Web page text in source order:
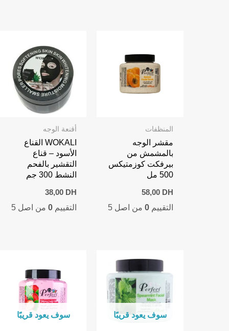
المنظفات
مقشر الوجه
بالمشمش من
بيرفكت كوزمتيكس
500 مل
58,00 DH
التقييم 0من اصل 5
أقنعة الوجه
WOKALI القناع
الأسود – قناع
التقشير بالفحم
النشط 300 جم
38,00 DH
التقييم0 من اصل 5
سوف يعود قريبًا سوف يعود قريبًا